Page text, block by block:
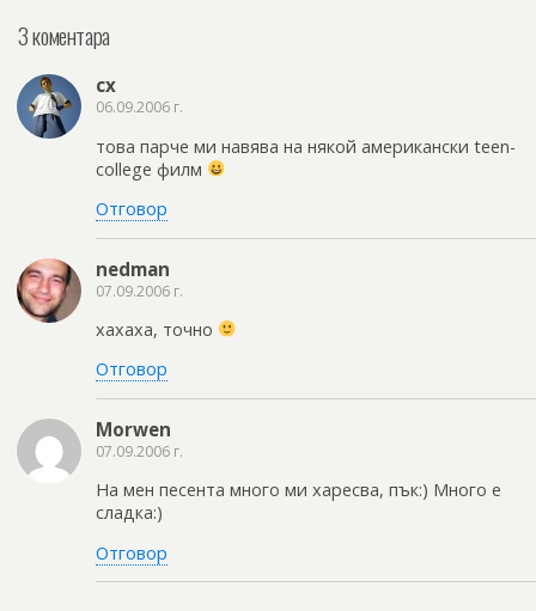
3 коментара
cx
06.09.2006 г.
това парче ми навява на някой американски teen-
college филм
Отговор
nedman
07.09.2006 г.
хахаха, точно
Отговор
Morwen
07.09.2006 г.
На мен песента много ми харесва, пък:) Много е
сладка:)
Отговор